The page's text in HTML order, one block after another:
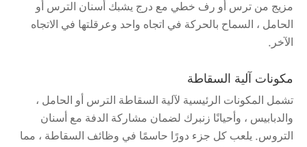
مزيج من ترس أو رف خطي مع درج يشبك أسنان الترس أو
الحامل ، السماح بالحركة في اتجاه واحد وعرقلتها في الاتجاه
الآخر.
مكونات آلية السقاطة
تشمل المكونات الرئيسية لآلية السقاطة الترس أو الحامل ،
والدبابيس ، وأحيانًا زنبرك لضمان مشاركة الدفة مع أسنان
التروس. يلعب كل جزء دورًا حاسمًا في وظائف السقاطة ، مما